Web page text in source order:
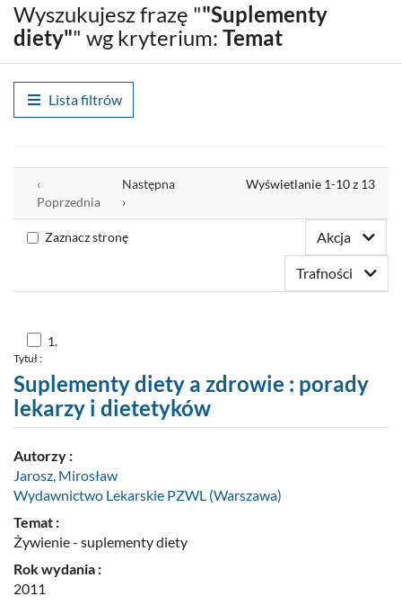
Wybór
języka
Polski (PL)
Zaloguj
Twoja półka
Zaproponuj zakup
Wyszukujesz frazę ""Suplementy
diety"" wg kryterium: Temat
Lista filtrów
‹
Poprzednia
Następna
›
Wyświetlanie 1-10 z 13
Zaznacz stronę Akcja
Trafności
Skocz
do
nr
1
1.
Tytuł :
Suplementy diety a zdrowie : porady
lekarzy i dietetyków
Autorzy :
Jarosz, Mirosław
Wydawnictwo Lekarskie PZWL (Warszawa)
Temat :
Żywienie - suplementy diety
Rok wydania :
2011